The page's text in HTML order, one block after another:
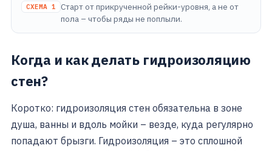
СХЕМА 1
Старт от прикрученной рейки-уровня, а не от
пола – чтобы ряды не поплыли.
Когда и как делать гидроизоляцию
стен?
Коротко: гидроизоляция стен обязательна в зоне
душа, ванны и вдоль мойки – везде, куда регулярно
попадают брызги. Гидроизоляция – это сплошной